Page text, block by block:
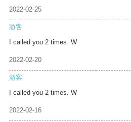
2022-02-25
游客
I called you 2 times. W
2022-02-20
游客
I called you 2 times. W
2022-02-16